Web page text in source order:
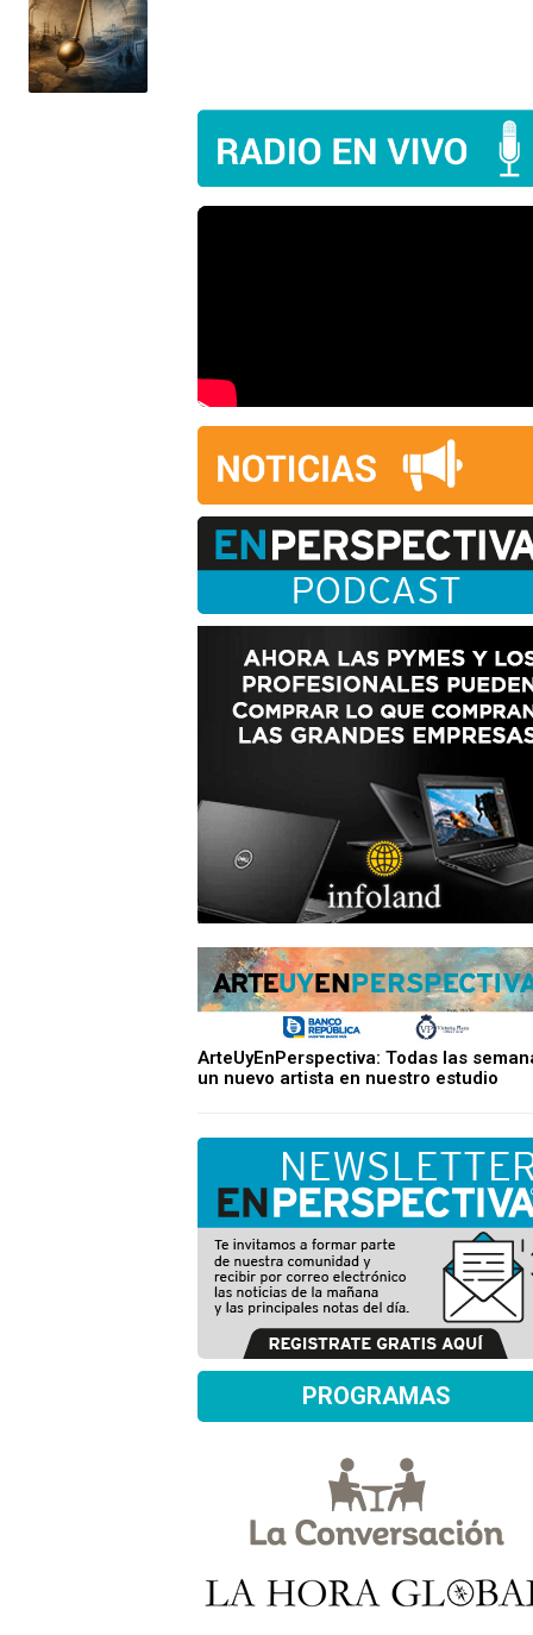
ArteUyEnPerspectiva: Todas las
un nuevo artista en nuestro estudio
PROGRAMAS